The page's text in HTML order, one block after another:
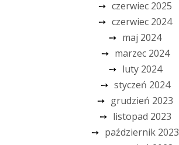
czerwiec 2025
czerwiec 2024
maj 2024
marzec 2024
luty 2024
styczeń 2024
grudzień 2023
listopad 2023
październik 2023